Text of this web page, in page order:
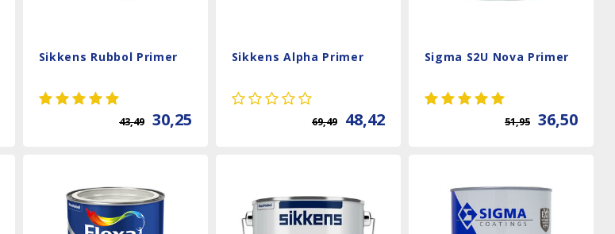
Sikkens Rubbol Primer
43,49 30,25
Sikkens Alpha Primer
69,49 48,42
Sigma S2U Nova Primer
51,95 36,50